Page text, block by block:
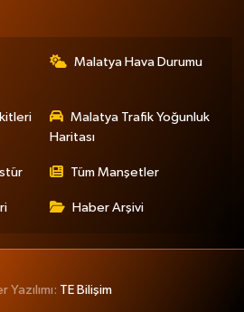
Malatya Hava Durumu
Malatya Trafik Yoğunluk
Haritası
Tüm Manşetler
Haber Arşivi
Yazılımı: TE Bilişim